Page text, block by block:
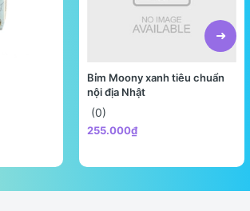
Bỉm Moony xanh tiêu chuẩn
nội địa Nhật
(0)
255.000₫